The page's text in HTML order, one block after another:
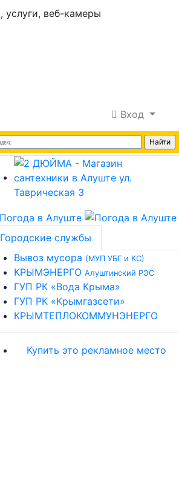
Вход
Городские службы
Вывоз мусора (МУП УБГ и КС)
КРЫМЭНЕРГО Алуштинский РЭС
ГУП РК «Вода Крыма»
ГУП РК «Крымгазсети»
КРЫМТЕПЛОКОММУНЭНЕРГО
Купить это рекламное место